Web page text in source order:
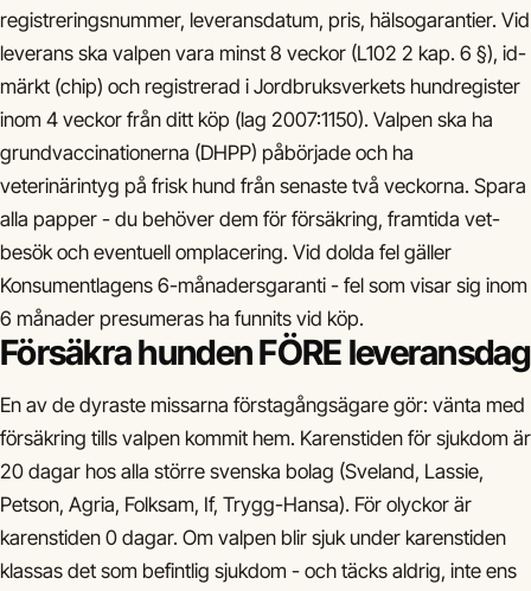
registreringsnummer, leveransdatum, pris, hälsogarantier. Vid
leverans ska valpen vara minst 8 veckor (L102 2 kap. 6 §), id-
märkt (chip) och registrerad i Jordbruksverkets hundregister
inom 4 veckor från ditt köp (lag 2007:1150). Valpen ska ha
grundvaccinationerna (DHPP) påbörjade och ha
veterinärintyg på frisk hund från senaste två veckorna. Spara
alla papper - du behöver dem för försäkring, framtida vet-
besök och eventuell omplacering. Vid dolda fel gäller
Konsumentlagens 6-månadersgaranti - fel som visar sig inom
6 månader presumeras ha funnits vid köp.
Försäkra hunden FÖRE leveransdag
En av de dyraste missarna förstagångsägare gör: vänta med
försäkring tills valpen kommit hem. Karenstiden för sjukdom är
20 dagar hos alla större svenska bolag (Sveland, Lassie,
Petson, Agria, Folksam, If, Trygg-Hansa). För olyckor är
karenstiden 0 dagar. Om valpen blir sjuk under karenstiden
klassas det som befintlig sjukdom - och täcks aldrig, inte ens